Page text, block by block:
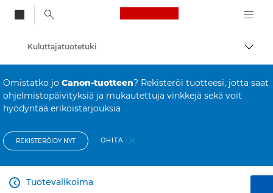
Canon Logo, back
Kuluttajatuotetuki
Omistatko jo Canon-tuotteen? Rekisteröi tuotteesi, jotta saat
ohjelmistopäivityksiä ja mukautettuja vinkkejä sekä voit
hyödyntää erikoistarjouksia
REKISTERÖIDY NYT OHITA
Tuotevalikoima
